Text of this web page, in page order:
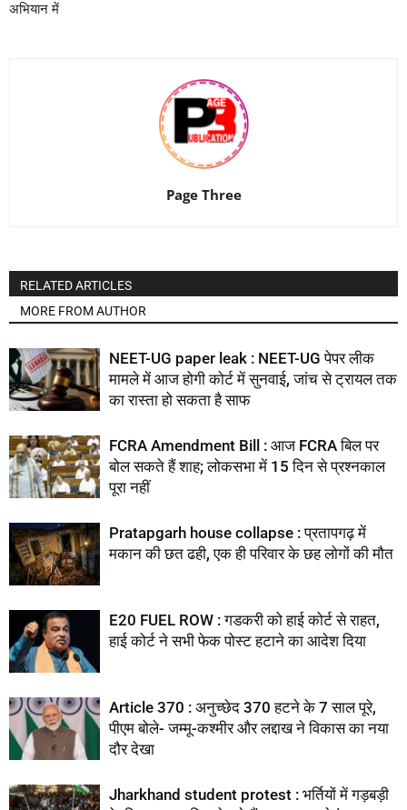
अभियान में
Page Three
RELATED ARTICLES
MORE FROM AUTHOR
NEET-UG paper leak : NEET-UG पेपर लीक
मामले में आज होगी कोर्ट में सुनवाई, जांच से ट्रायल तक
का रास्ता हो सकता है साफ
FCRA Amendment Bill : आज FCRA बिल पर
बोल सकते हैं शाह; लोकसभा में 15 दिन से प्रश्नकाल
पूरा नहीं
Pratapgarh house collapse : प्रतापगढ़ में
मकान की छत ढही, एक ही परिवार के छह लोगों की मौत
E20 FUEL ROW : गडकरी को हाई कोर्ट से राहत,
हाई कोर्ट ने सभी फेक पोस्ट हटाने का आदेश दिया
Article 370 : अनुच्छेद 370 हटने के 7 साल पूरे,
पीएम बोले- जम्मू-कश्मीर और लद्दाख ने विकास का नया
दौर देखा
Jharkhand student protest : भर्तियों में गड़बड़ी